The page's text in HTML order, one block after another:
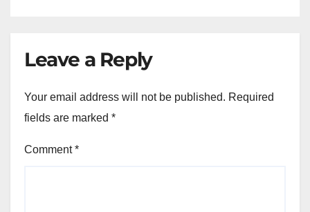
Leave a Reply
Your email address will not be published. Required
fields are marked *
Comment*